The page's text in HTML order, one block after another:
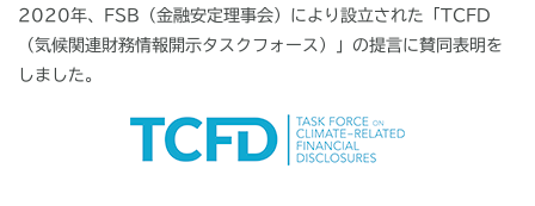
2020年、FSB（金融安定理事会）により設立された「TCFD
（気候関連財務情報開示タスクフォース）」の提言に賛同表明を
しました。